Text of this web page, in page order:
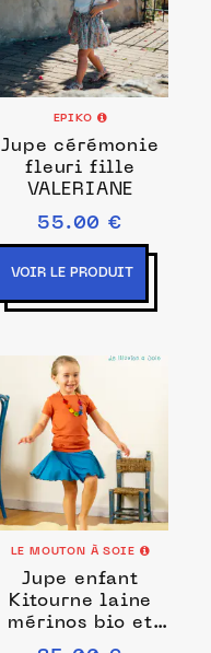
EPIKO
Jupe cérémonie
fleuri fille
VALERIANE
55.00 €
VOIR LE PRODUIT
LE MOUTON À SOIE
Jupe enfant
Kitourne laine
mérinos bio et
soie